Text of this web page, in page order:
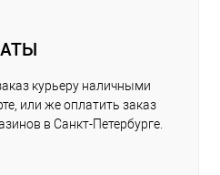
курьеру наличными
или же оплатить заказ
в Санкт-Петербурге.